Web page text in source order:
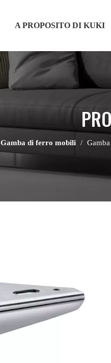
A PROPOSITO DI KUKI
Gamba di ferro mobili /